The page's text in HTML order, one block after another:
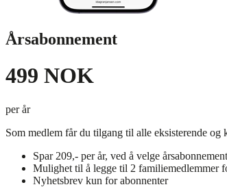
Årsabonnement
499 NOK
per år
Som medlem får du tilgang til alle eksisterende
Spar 209,- per år, ved å velge årsabonnement
Mulighet til å legge til 2 familiemedlemmer
Nyhetsbrev kun for abonnenter